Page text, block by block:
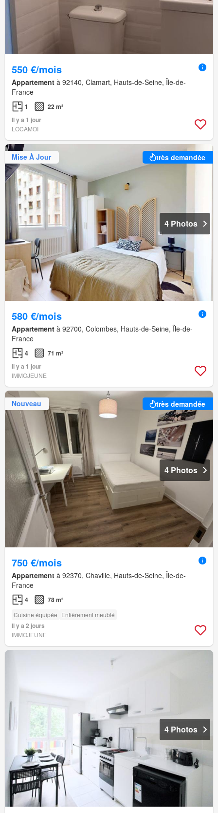
550 €/mois
Appartement à 92140, Clamart, Hauts-de-Seine, Île-de-
France
1
22 m²
Il y a 1 jour
LOCAMOI
Mise À Jour très demandée
4 Photos
580 €/mois
Appartement à 92700, Colombes, Hauts-de-Seine, Île-de-
France
4
71 m²
Il y a 1 jour
IMMOJEUNE
Nouveau très demandée
4 Photos
750 €/mois
Appartement à 92370, Chaville, Hauts-de-Seine, Île-de-
France
4 78 m²
Cuisine équipée Entièrement meublé
Il y a 2 jours
IMMOJEUNE
4 Photos